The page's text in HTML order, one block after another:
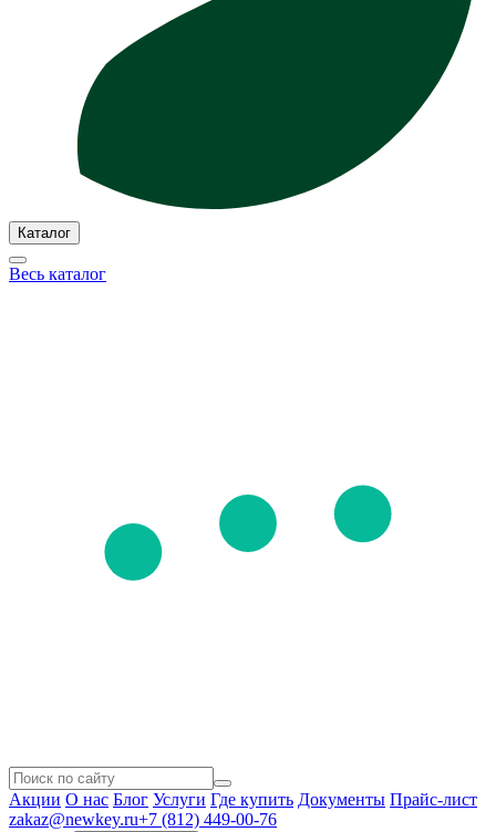
Каталог
Весь каталог
Акции О нас Блог Услуги Где купить Документы Прайс-лист
zakaz@newkey.ru+7 (812) 449-00-76